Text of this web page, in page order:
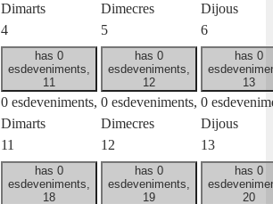
Dimarts
4
Dimecres
5
Dijous
6
has 0
esdeveniments,
11
0 esdeveniments,
Dimarts
11
has 0
esdeveniments,
12
0 esdeveniments,
Dimecres
12
has 0
13
0
Dijous
13
has 0
esdeveniments,
18
has 0
esdeveniments,
19
has 0
20